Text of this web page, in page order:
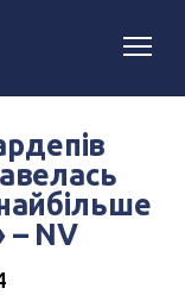
– NV